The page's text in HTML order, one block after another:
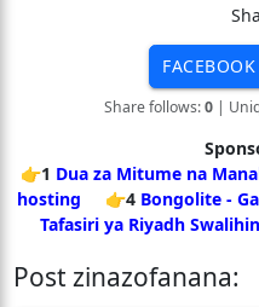
FACEBOOK
Share follows:0|
👉1 Dua za Mitume na
hosting
👉4 Bongolite -
Tafasiri ya Riyadh
Post zinazofanana: